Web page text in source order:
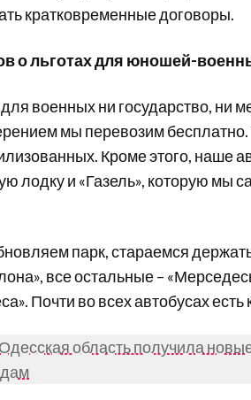
кратковременные договоры.
о льготах для юношей-
военных ни государство, ни
мы перевозим
Кроме этого, наше
лодку и «Газель», которую мы
парк, стараемся
все остальные –
Почти во всех автобусах
Одесская область получила